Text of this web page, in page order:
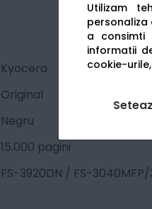
Utilizam
personaliza
a consimti
informatii
cookie-
Kyocera
Original
Negru
15.000 pagini
FS-3920DN / FS-